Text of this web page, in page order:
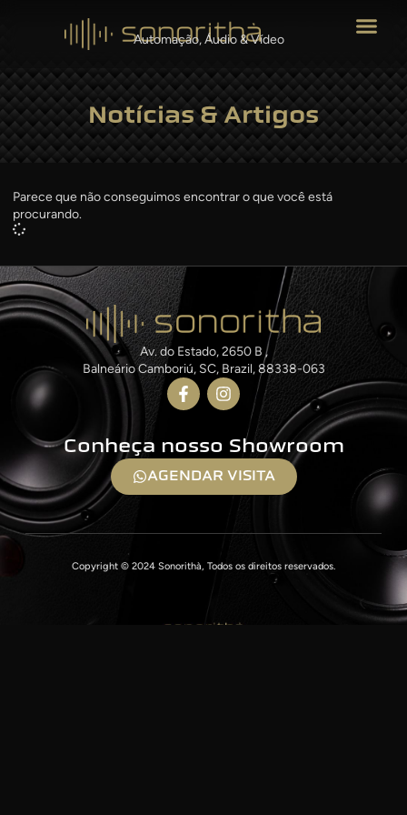
Automação, Áudio & Vídeo
Notícias & Artigos
Parece que não conseguimos encontrar o que você está
procurando.
Av. do Estado, 2650 B ,
Balneário Camboriú, SC, Brazil, 88338-063
Conheça nosso Showroom
AGENDAR VISITA
Copyright © 2024 Sonorithà, Todos os direitos reservados.